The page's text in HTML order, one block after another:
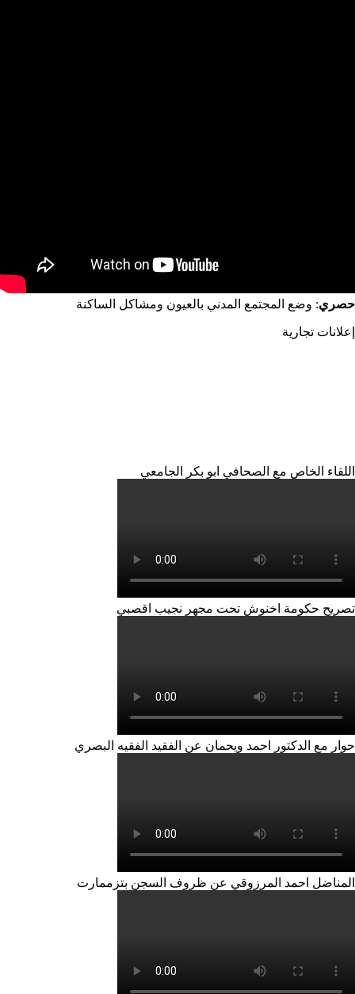
حصري: وضع المجتمع المدني بالعيون ومشاكل الساكنة
إعلانات تجارية
اللقاء الخاص مع الصحافي ابو بكر الجامعي
تصريح حكومة اخنوش تحت مجهر نجيب اقصبي
حوار مع الدكتور احمد ويحمان عن الفقيد الفقيه البصري
المناضل احمد المرزوقي عن ظروف السجن بتزممارت